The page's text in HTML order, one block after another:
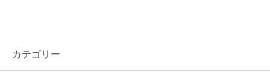
カテゴリー